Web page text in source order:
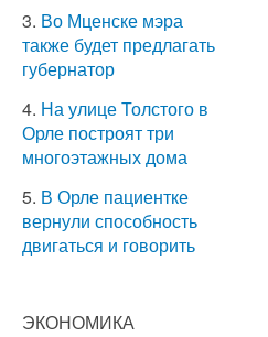
3. Во Мценске мэра
также будет предлагать
губернатор
4. На улице Толстого в
Орле построят три
многоэтажных дома
5. В Орле пациентке
вернули способность
двигаться и говорить
ЭКОНОМИКА